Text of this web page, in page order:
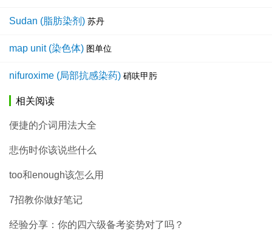
Sudan (脂肪染剂) 苏丹
map unit (染色体) 图单位
nifuroxime (局部抗感染药) 硝呋甲肟
相关阅读
便捷的介词用法大全
悲伤时你该说些什么
too和enough该怎么用
7招教你做好笔记
经验分享：你的四六级备考姿势对了吗？